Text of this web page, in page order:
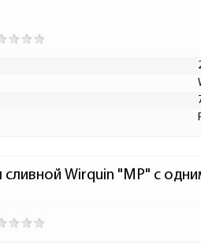
сливной Wirquin "МР" с